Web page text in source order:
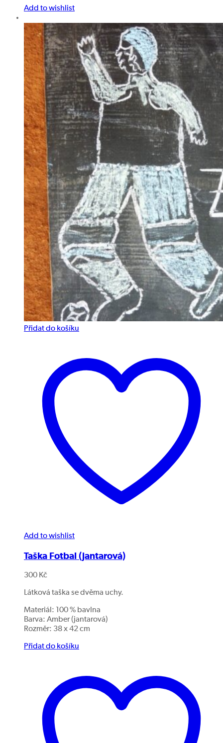
Add to wishlist
Přidat do košíku
Add to wishlist
Taška Fotbal (jantarová)
300 Kč
Látková taška se dvěma uchy.
Materiál: 100 % bavlna
Barva: Amber (jantarová)
Rozměr: 38 x 42 cm
Přidat do košíku